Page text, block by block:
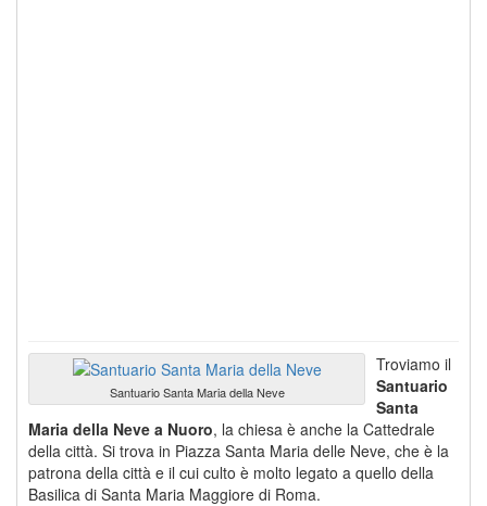
Santuario Santa Maria della Neve
Troviamo il
Santuario
Santa
Maria della Neve a Nuoro, la chiesa è anche la Cattedrale
della città. Si trova in Piazza Santa Maria delle Neve, che è la
patrona della città e il cui culto è molto legato a quello della
Basilica di Santa Maria Maggiore di Roma.